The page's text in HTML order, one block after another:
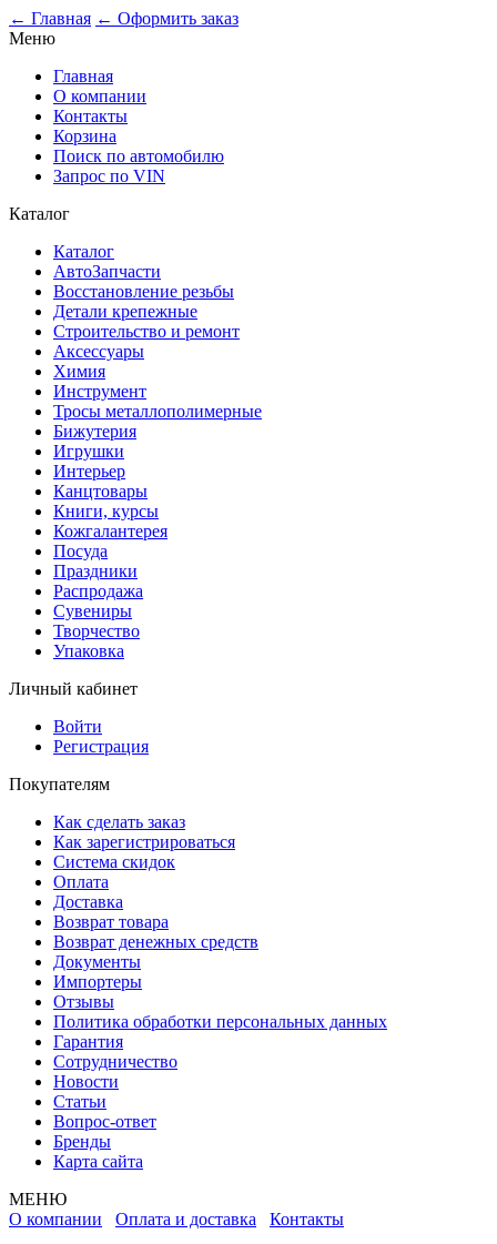
← Главная ← Оформить заказ
Меню
Главная
О компании
Контакты
Корзина
Поиск по автомобилю
Запрос по VIN
Каталог
Каталог
АвтоЗапчасти
Восстановление резьбы
Детали крепежные
Строительство и ремонт
Аксессуары
Химия
Инструмент
Тросы металлополимерные
Бижутерия
Игрушки
Интерьер
Канцтовары
Книги, курсы
Кожгалантерея
Посуда
Праздники
Распродажа
Сувениры
Творчество
Упаковка
Личный кабинет
Войти
Регистрация
Покупателям
Как сделать заказ
Как зарегистрироваться
Система скидок
Оплата
Доставка
Возврат товара
Возврат денежных средств
Документы
Импортеры
Отзывы
Политика обработки персональных данных
Гарантия
Сотрудничество
Новости
Статьи
Вопрос-ответ
Бренды
Карта сайта
МЕНЮ
О компании Оплата и доставка Контакты